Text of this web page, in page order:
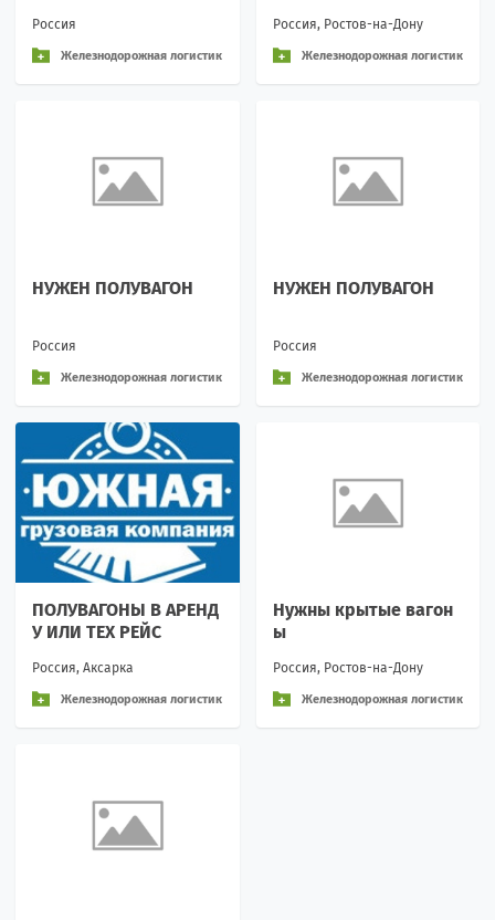
зки.
Россия
Железнодорожная логистик
зки.
Россия, Ростов-на-Дону
Железнодорожная логистик
НУЖЕН ПОЛУВАГОН
Россия
Железнодорожная логистик
НУЖЕН ПОЛУВАГОН
Россия
Железнодорожная логистик
ПОЛУВАГОНЫ В АРЕНД
У ИЛИ ТЕХ РЕЙС
Россия, Аксарка
Железнодорожная логистик
Нужны крытые вагон
ы
Россия, Ростов-на-Дону
Железнодорожная логистик